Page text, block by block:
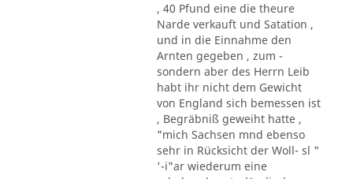
, 40 Pfund eine die theure
Narde verkauft und Satation ,
und in die Einnahme den
Arnten gegeben , zum -
sondern aber des Herrn Leib
habt ihr nicht dem Gewicht
von England sich bemessen ist
, Begräbniß geweiht hatte ,
"mich Sachsen mnd ebenso
sehr in Rücksicht der Woll- sl "
'-i"ar wiederum eine